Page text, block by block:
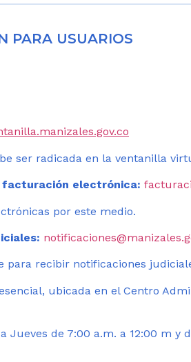
PARA USUARIOS
ser radicada en la ventanilla
facturación electrónica:
por este medio.
recibir notificaciones
ubicada en el Centro
Jueves de 7:00 a.m. a 12:00 m y